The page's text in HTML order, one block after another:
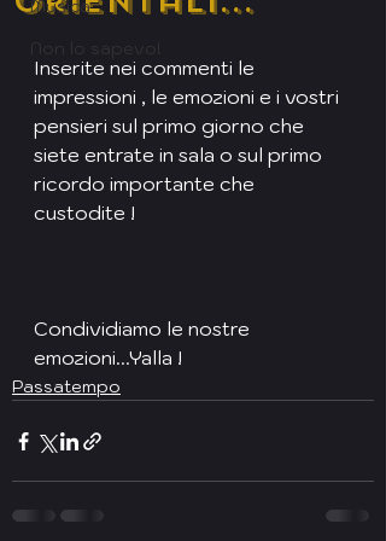
Musica
Non lo sapevo!
Inserite nei commenti le
impressioni , le emozioni e i vostri
pensieri sul primo giorno che
siete entrate in sala o sul primo
ricordo importante che
custodite !
Condividiamo le nostre
emozioni...Yalla !
Passatempo